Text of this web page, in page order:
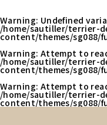
Warning: Undefined
/home/sautiller/terrier-
content/themes/sg088/
Warning: Attempt to
/home/sautiller/terrier-
content/themes/sg088/
Warning: Attempt to
/home/sautiller/terrier-
content/themes/sg088/